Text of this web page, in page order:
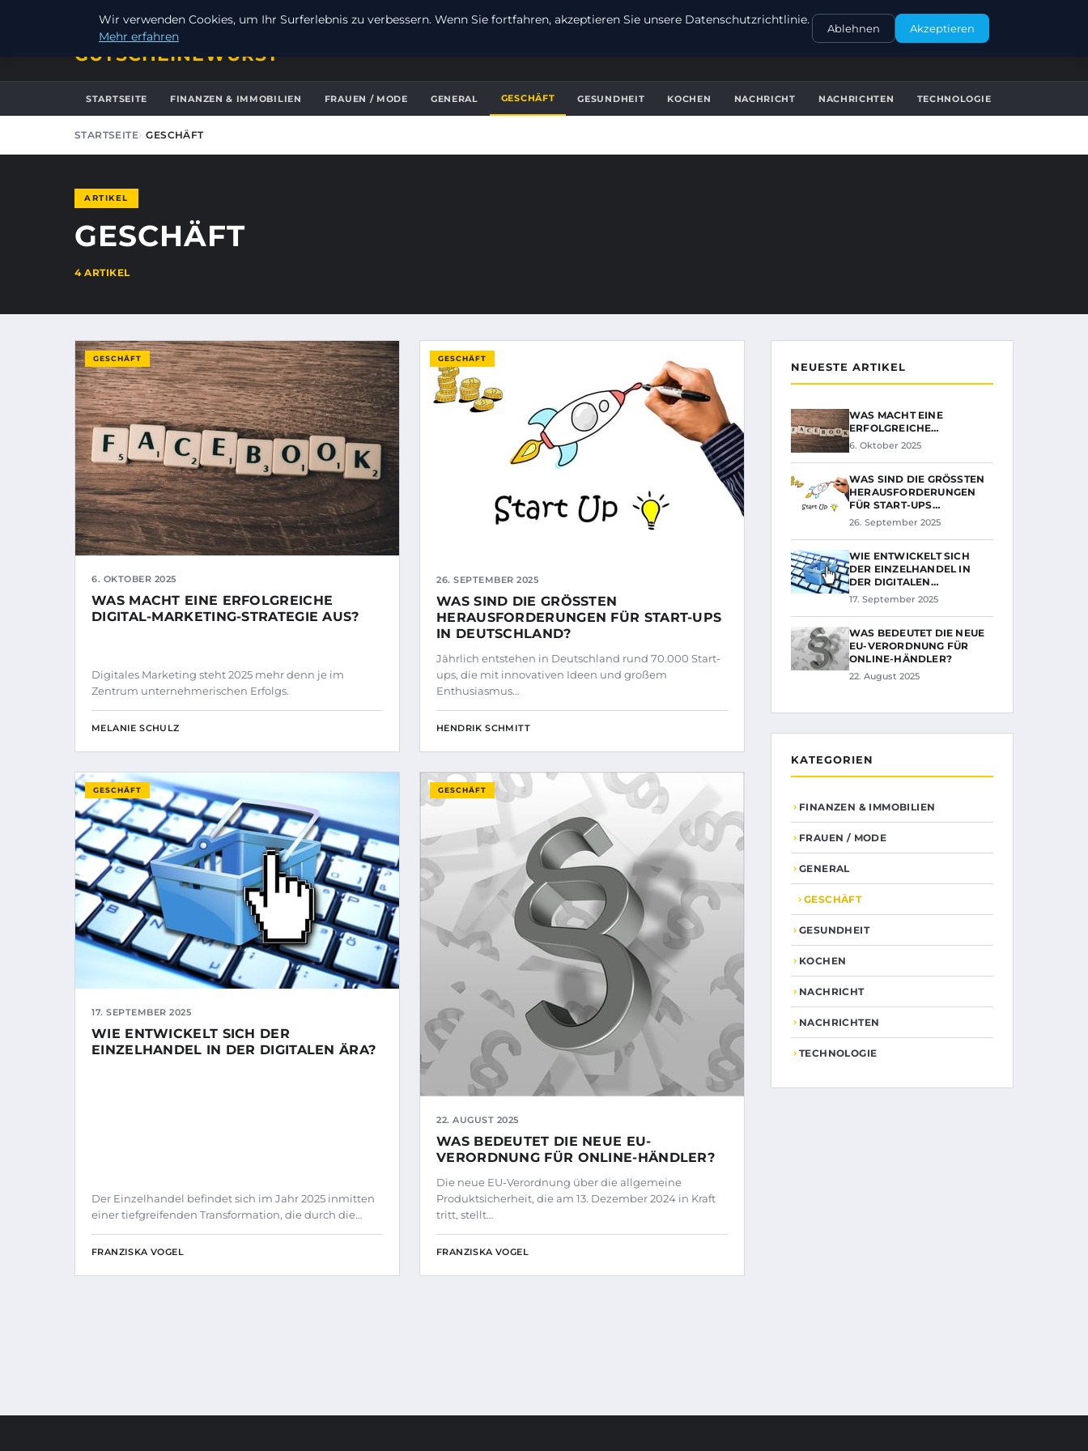
SAMSTAG, 8. AUGUST 2026 KONTAKT
GUTSCHEINEWURST
STARTSEITE FINANZEN & IMMOBILIEN FRAUEN / MODE GENERAL GESCHÄFT GESUNDHEIT KOCHEN NACHRICHT NACHRICHTEN TECHNOLOGIE
STARTSEITE GESCHÄFT
ARTIKEL
GESCHÄFT
4 ARTIKEL
GESCHÄFT
6. OKTOBER 2025
WAS MACHT EINE ERFOLGREICHE
DIGITAL-MARKETING-STRATEGIE AUS?
Digitales Marketing steht 2025 mehr denn je im
Zentrum unternehmerischen Erfolgs.
MELANIE SCHULZ
GESCHÄFT
26. SEPTEMBER 2025
WAS SIND DIE GRÖSSTEN H
ERAUSFORDERUNGEN FÜR START-UPS I
N DEUTSCHLAND?
Jährlich entstehen in Deutschland rund 70.000 Start-
ups, die mit innovativen Ideen und großem
Enthusiasmus…
HENDRIK SCHMITT
GESCHÄFT
17. SEPTEMBER 2025
WIE ENTWICKELT SICH DER
EINZELHANDEL IN DER DIGITALEN ÄRA?
Der Einzelhandel befindet sich im Jahr 2025 inmitten
einer tiefgreifenden Transformation, die durch die…
FRANZISKA VOGEL
GESCHÄFT
22. AUGUST 2025
WAS BEDEUTET DIE NEUE EU-
VERORDNUNG FÜR ONLINE-HÄNDLER?
Die neue EU-Verordnung über die allgemeine
Produktsicherheit, die am 13. Dezember 2024 in Kraft
tritt, stellt…
FRANZISKA VOGEL
NEUESTE ARTIKEL
WAS MACHT EINE
ERFOLGREICHE…
6. Oktober 2025
WAS SIND DIE GRÖSSTEN H
ERAUSFORDERUNGEN F
ÜR START-UPS…
26. September 2025
WIE ENTWICKELT SICH
DER EINZELHANDEL IN
DER DIGITALEN…
17. September 2025
WAS BEDEUTET DIE NEUE
EU-VERORDNUNG FÜR
ONLINE-HÄNDLER?
22. August 2025
KATEGORIEN
FINANZEN & IMMOBILIEN
FRAUEN / MODE
GENERAL
GESCHÄFT
GESUNDHEIT
KOCHEN
NACHRICHT
NACHRICHTEN
TECHNOLOGIE
Wir verwenden Cookies, um Ihr Surferlebnis zu verbessern. Wenn Sie fortfahren, akzeptieren Sie unsere Datenschutzrichtlinie.
Mehr erfahren
Ablehnen Akzeptieren